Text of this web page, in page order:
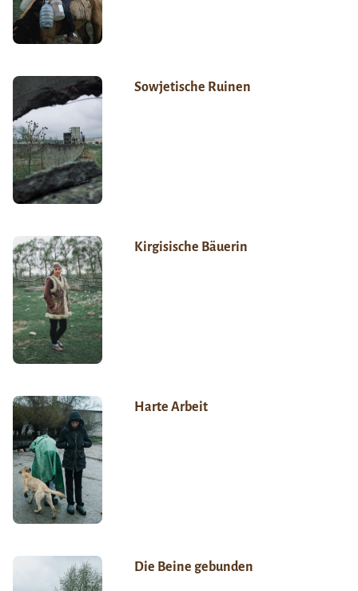
Sowjetische Ruinen
Kirgisische Bäuerin
Harte Arbeit
Die Beine gebunden